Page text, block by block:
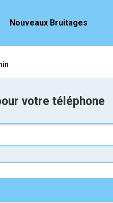
Nouveaux Bruitages
votre téléphone